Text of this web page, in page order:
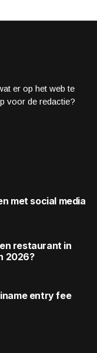
er op het web te
voor de redactie?
met social media
restaurant in
2026?
entry fee